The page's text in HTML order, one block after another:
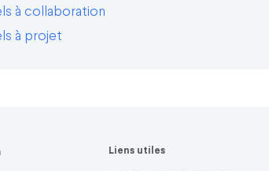
à collaboration
à projet
Liens utiles